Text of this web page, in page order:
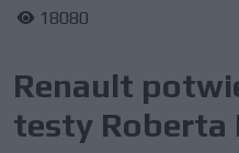
18080
Renault
testy Roberta